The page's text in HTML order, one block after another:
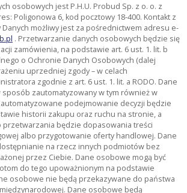
osobowych jest P.H.U. Probud Sp. z o. o. z
Poligonowa 6, kod pocztowy 18-400. Kontakt z
możliwy jest za pośrednictwem adresu e-
. Przetwarzanie danych osobowych będzie się
zamówienia, na podstawie art. 6 ust. 1. lit. b
o Ochronie Danych Osobowych (dalej
uprzedniej zgody – w celach
zgodnie z art. 6 ust. 1. lit. a RODO. Dane
zautomatyzowany w tym również w
podejmowanie decyzji będzie
historii zakupu oraz ruchu na stronie, a
przetwarzania będzie dopasowania treści
albo przygotowanie oferty handlowej. Dane
na rzecz innych podmiotów bez
przez Ciebie. Dane osobowe mogą być
do tego upoważnionym na podstawie
osobowe nie będą przekazywane do państwa
Dane osobowe będą